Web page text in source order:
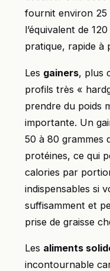
fournit environ 25
l’équivalent de
pratique, rapide à
Les gainers, plus
profils très «
prendre du poids
importante. Un
50 à 80 grammes
protéines, ce qui
calories par
indispensables si
suffisamment et
prise de graisse
Les aliments
incontournable